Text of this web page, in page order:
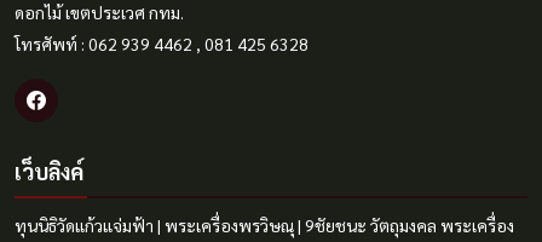
ดอกไม้ เขตประเวศ กทม.
โทรศัพท์ : 062 939 4462 , 081 425 6328
เว็บลิงค์
ทุนนิธิวัดแก้วแจ่มฟ้า | พระเครื่องพรวิษณุ| 9ชัยชนะ วัตถุมงคล พระเครื่อง